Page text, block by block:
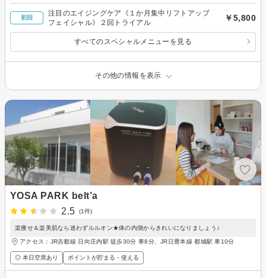
初回
注目のエイジングケア《１か月集中リフトアップ
フェイシャル》２回トライアル
￥5,800
すべてのスペシャルメニューを見る
その他の情報を表示
YOSA PARK belt’a
2.5
(1件)
楽痩せ＆楽美肌なら迷わずルルオン★体の内側からきれいになりましょう♪
アクセス：JR吉都線 日向庄内駅 徒歩30分 車8分、JR日豊本線 都城駅 車10分
◎ 本日空席あり ポイントが貯まる・使える